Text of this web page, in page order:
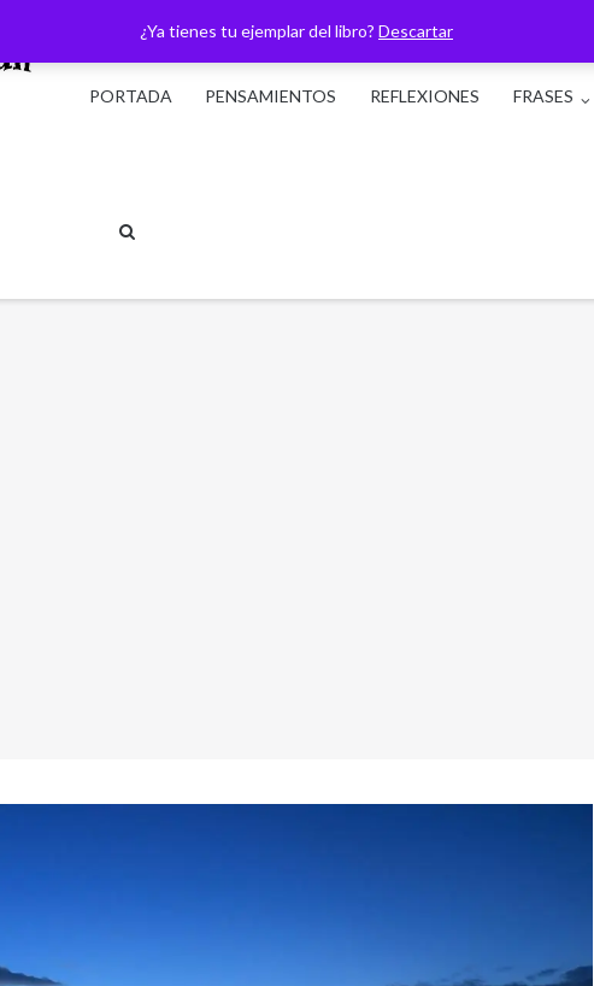
¿Ya tienes tu ejemplar del libro? Descartar
PORTADA
PENSAMIENTOS REFLEXIONES FRASES